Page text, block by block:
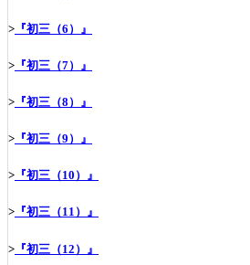
> 『初三（6）』
> 『初三（7）』
> 『初三（8）』
> 『初三（9）』
> 『初三（10）』
> 『初三（11）』
> 『初三（12）』